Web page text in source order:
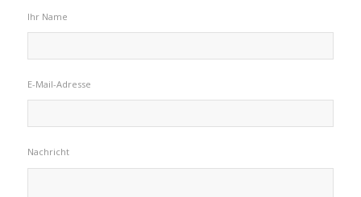
Ihr Name
E-Mail-Adresse
Nachricht